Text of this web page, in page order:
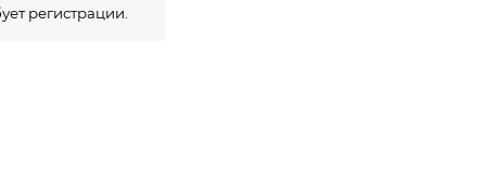
регистрации.